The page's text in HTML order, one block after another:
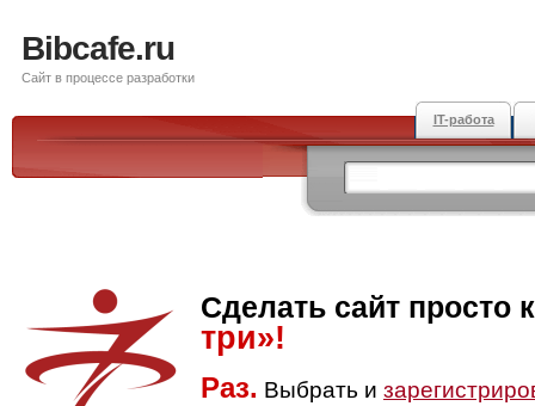
Bibcafe.ru
Сайт в процессе разработки
IT-работа
Сделать сайт просто
три»!
Раз. Выбрать и